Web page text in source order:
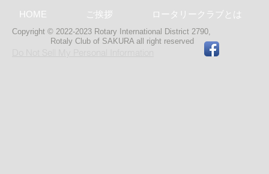
HOME ご挨拶 ロータリークラブとは
Copyright © 2022-2023 Rotary International District 2790,
Rotaly Club of SAKURA all right reserved